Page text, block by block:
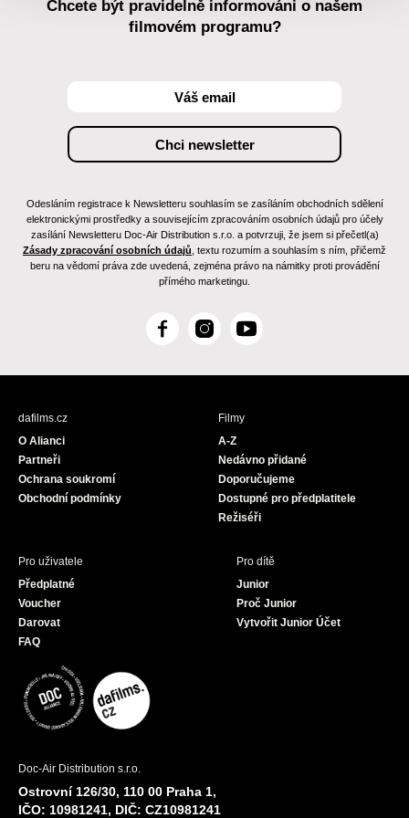
Chcete být pravidelně informováni o našem
filmovém programu?
Odesláním registrace k Newsletteru souhlasím se zasíláním obchodních sdělení
elektronickými prostředky a souvisejícím zpracováním osobních údajů pro účely
zasílání Newsletteru Doc-Air Distribution s.r.o. a potvrzuji, že jsem si přečetl(a)
Zásady zpracování osobních údajů , textu rozumím a souhlasím s ním, přičemž
beru na vědomí práva zde uvedená, zejména právo na námitky proti provádění
přímého marketingu.
F
c
I
s
Y
u
dafilms.cz
O Alianci
Partneři
Ochrana soukromí
Obchodní podmínky
Filmy
A-Z
Nedávno přidané
Doporučujeme
Dostupné pro předplatitele
Režiséři
Pro uživatele
Předplatné
Voucher
Darovat
FAQ
Pro dítě
Junior
Proč Junior
Vytvořit Junior Účet
Doc-Air Distribution s.r.o.
Ostrovní 126/30, 110 00 Praha 1,
IČO: 10981241, DIČ: CZ10981241